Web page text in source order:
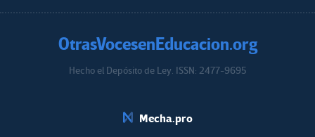
OtrasVocesenEducacion.org
Hecho el Depósito de Ley. ISSN: 2477-9695
Mecha.pro